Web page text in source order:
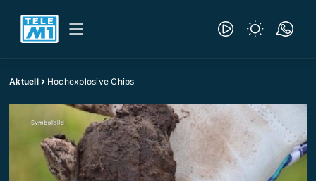
Aktuell Hochexplosive Chips